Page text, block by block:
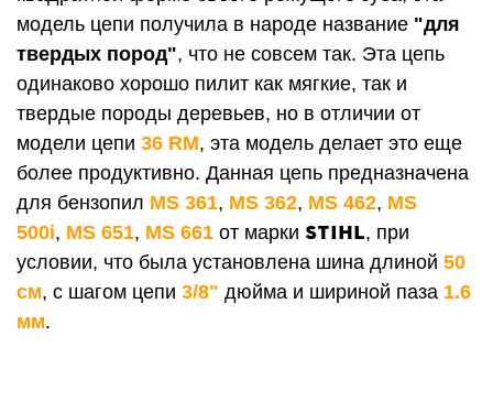
модель цепи получила в народе название "для
твердых пород", что не совсем так. Эта цепь
одинаково хорошо пилит как мягкие, так и
твердые породы деревьев, но в отличии от
модели цепи 36 RМ, эта модель делает это еще
более продуктивно. Данная цепь предназначена
для бензопил MS 361, MS 362, MS 462, MS
500i, MS 651, MS 661 от марки STIHL, при
условии, что была установлена шина длиной 50
см, с шагом цепи 3/8" дюйма и шириной паза 1.6
мм.